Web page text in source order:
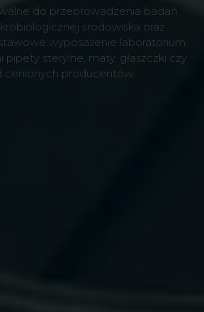
do przeprowadzenia badań
środowiska oraz
wyposażenie laboratorium.
pipety sterylne, maty, głaszczki czy
cenionych producentów.